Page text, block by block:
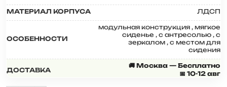
МАТЕРИАЛ КОРПУСА ЛДСП
ОСОБЕННОСТИ
модульная конструкция , мягкое
сиденье , с антресолью , с
зеркалом , с местом для
сидения
ДОСТАВКА
🚚 Москва — Бесплатно
📅 10-12 авг